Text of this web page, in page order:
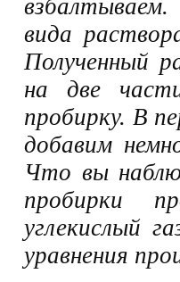
вида
Полученный
на две
пробирку. В
добавим
Что вы
пробирки
углекислый
уравнения